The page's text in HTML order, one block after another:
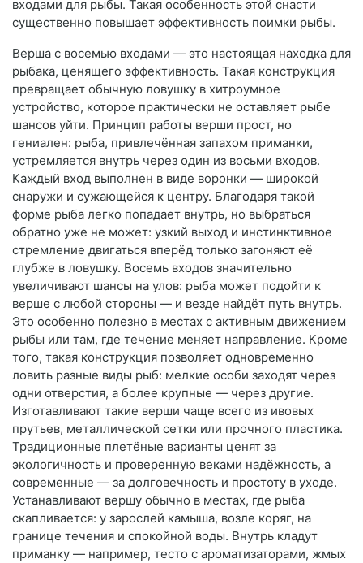
входами для рыбы. Такая особенность этой снасти
существенно повышает эффективность поимки рыбы.
Верша с восемью входами — это настоящая находка для
рыбака, ценящего эффективность. Такая конструкция
превращает обычную ловушку в хитроумное
устройство, которое практически не оставляет рыбе
шансов уйти. Принцип работы верши прост, но
гениален: рыба, привлечённая запахом приманки,
устремляется внутрь через один из восьми входов.
Каждый вход выполнен в виде воронки — широкой
снаружи и сужающейся к центру. Благодаря такой
форме рыба легко попадает внутрь, но выбраться
обратно уже не может: узкий выход и инстинктивное
стремление двигаться вперёд только загоняют её
глубже в ловушку. Восемь входов значительно
увеличивают шансы на улов: рыба может подойти к
верше с любой стороны — и везде найдёт путь внутрь.
Это особенно полезно в местах с активным движением
рыбы или там, где течение меняет направление. Кроме
того, такая конструкция позволяет одновременно
ловить разные виды рыб: мелкие особи заходят через
одни отверстия, а более крупные — через другие.
Изготавливают такие верши чаще всего из ивовых
прутьев, металлической сетки или прочного пластика.
Традиционные плетёные варианты ценят за
экологичность и проверенную веками надёжность, а
современные — за долговечность и простоту в уходе.
Устанавливают вершу обычно в местах, где рыба
скапливается: у зарослей камыша, возле коряг, на
границе течения и спокойной воды. Внутрь кладут
приманку — например, тесто с ароматизаторами, жмых